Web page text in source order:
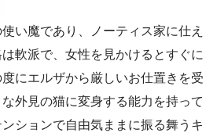
い魔であり、ノーティス家に仕え
軟派で、女性を見かけるとすぐに
にエルザから厳しいお仕置きを受
外見の猫に変身する能力を持って
ションで自由気ままに振る舞うキ